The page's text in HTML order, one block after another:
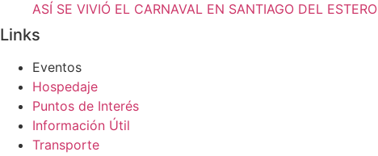
ASÍ SE VIVIÓ EL CARNAVAL EN SANTIAGO DEL ESTERO
Links
Eventos
Hospedaje
Puntos de Interés
Información Útil
Transporte